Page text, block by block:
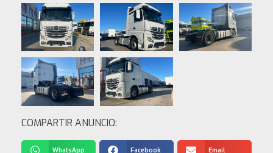
COMPARTIR ANUNCIO:
WhatsApp Facebook Email